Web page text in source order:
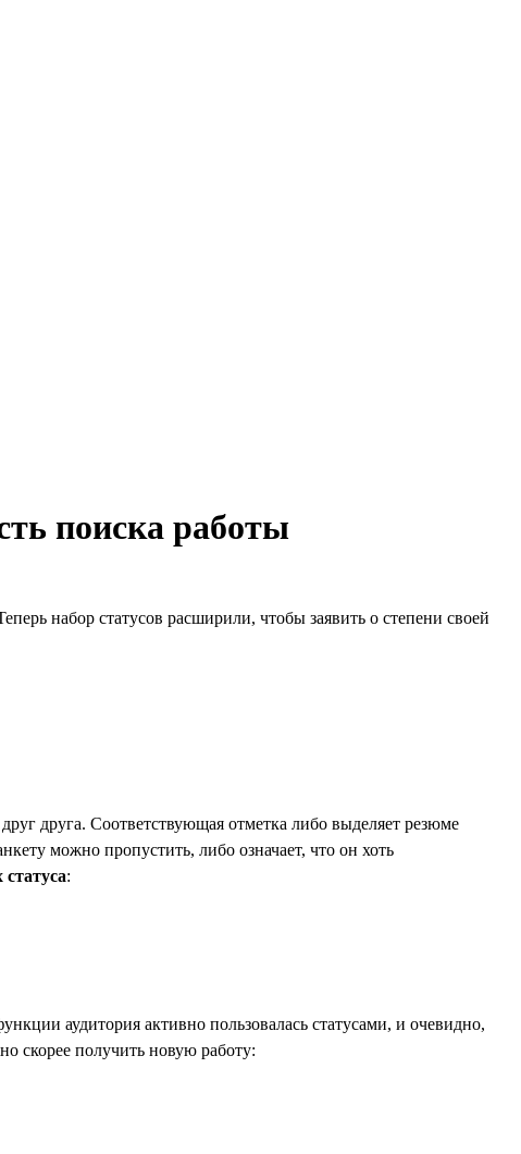
поиска работы
набор статусов расширили, чтобы заявить о степени своей
друга. Соответствующая отметка либо выделяет резюме
можно пропустить, либо означает, что он хоть
:
аудитория активно пользовалась статусами, и очевидно,
скорее получить новую работу: